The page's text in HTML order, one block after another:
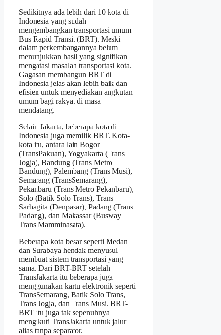
Sedikitnya ada lebih dari 10 kota di
Indonesia yang sudah
mengembangkan transportasi umum
Bus Rapid Transit (BRT). Meski
dalam perkembangannya belum
menunjukkan hasil yang signifikan
mengatasi masalah transportasi kota.
Gagasan membangun BRT di
Indonesia jelas akan lebih baik dan
efisien untuk menyediakan angkutan
umum bagi rakyat di masa
mendatang.
Selain Jakarta, beberapa kota di
Indonesia juga memilik BRT. Kota-
kota itu, antara lain Bogor
(TransPakuan), Yogyakarta (Trans
Jogja), Bandung (Trans Metro
Bandung), Palembang (Trans Musi),
Semarang (TransSemarang),
Pekanbaru (Trans Metro Pekanbaru),
Solo (Batik Solo Trans), Trans
Sarbagita (Denpasar), Padang (Trans
Padang), dan Makassar (Busway
Trans Mamminasata).
Beberapa kota besar seperti Medan
dan Surabaya hendak menyusul
membuat sistem transportasi yang
sama. Dari BRT-BRT setelah
TransJakarta itu beberapa juga
menggunakan kartu elektronik seperti
TransSemarang, Batik Solo Trans,
Trans Jogja, dan Trans Musi. BRT-
BRT itu juga tak sepenuhnya
mengikuti TransJakarta untuk jalur
alias tanpa separator.